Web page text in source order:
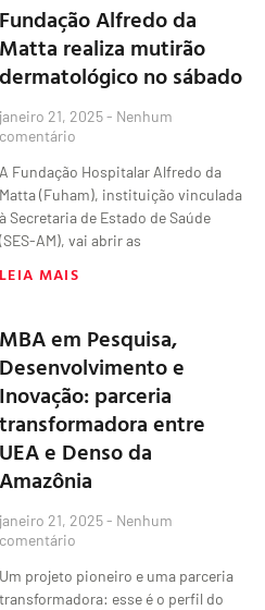
Fundação Alfredo da
Matta realiza mutirão
dermatológico no sábado
janeiro 21, 2025 Nenhum
comentário
A Fundação Hospitalar Alfredo da
Matta (Fuham), instituição vinculada
à Secretaria de Estado de Saúde
(SES-AM), vai abrir as
LEIA MAIS
MBA em Pesquisa,
Desenvolvimento e
Inovação: parceria
transformadora entre
UEA e Denso da
Amazônia
janeiro 21, 2025 Nenhum
comentário
Um projeto pioneiro e uma parceria
transformadora: esse é o perfil do